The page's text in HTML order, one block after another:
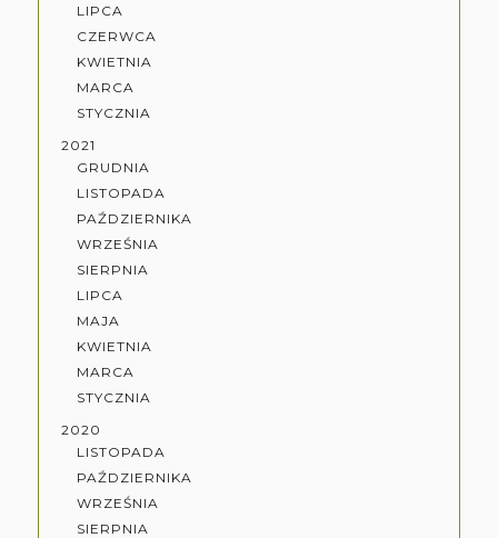
LIPCA
CZERWCA
KWIETNIA
MARCA
STYCZNIA
2021
GRUDNIA
LISTOPADA
PAŹDZIERNIKA
WRZEŚNIA
SIERPNIA
LIPCA
MAJA
KWIETNIA
MARCA
STYCZNIA
2020
LISTOPADA
PAŹDZIERNIKA
WRZEŚNIA
SIERPNIA